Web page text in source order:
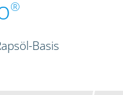
®
Basis